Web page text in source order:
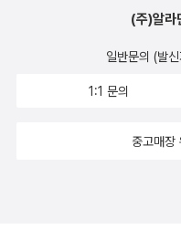
는 무논에서 노래하고, 첫째
무렵 바지에 쉬를 합니다. 오
아랫도리 벗은 둘째 아이는
한참 기기를 하며 놀고픕니
(주)알라
일반문의 (발
1:1 문의
중고매장